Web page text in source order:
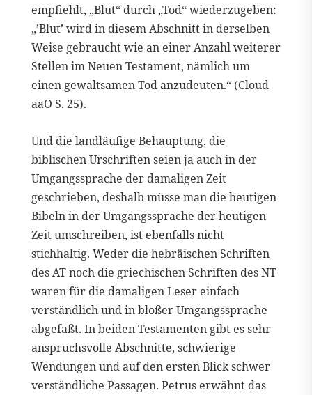
empfiehlt, „Blut“ durch „Tod“ wiederzugeben:
„’Blut’ wird in diesem Abschnitt in derselben
Weise gebraucht wie an einer Anzahl weiterer
Stellen im Neuen Testament, nämlich um
einen gewaltsamen Tod anzudeuten.“ (Cloud
aaO S. 25).
Und die landläufige Behauptung, die
biblischen Urschriften seien ja auch in der
Umgangssprache der damaligen Zeit
geschrieben, deshalb müsse man die heutigen
Bibeln in der Umgangssprache der heutigen
Zeit umschreiben, ist ebenfalls nicht
stichhaltig. Weder die hebräischen Schriften
des AT noch die griechischen Schriften des NT
waren für die damaligen Leser einfach
verständlich und in bloßer Umgangssprache
abgefaßt. In beiden Testamenten gibt es sehr
anspruchsvolle Abschnitte, schwierige
Wendungen und auf den ersten Blick schwer
verständliche Passagen. Petrus erwähnt das